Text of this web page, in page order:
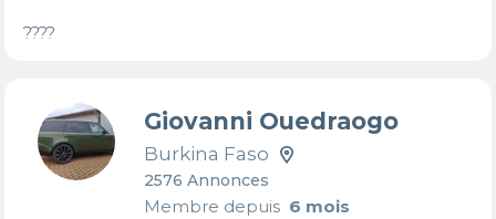
????
Giovanni Ouedraogo
Burkina Faso
2576 Annonces
Membre depuis6 mois